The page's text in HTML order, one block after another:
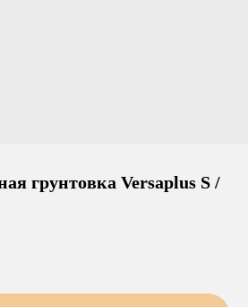
грунтовка Versaplus S /